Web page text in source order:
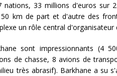
nations, 33 millions d'euros sur
km de part et d'autre des
un rôle central d'organisateur
sont impressionnants (4
de chasse, 8 avions de
très abrasif). Barkhane a su